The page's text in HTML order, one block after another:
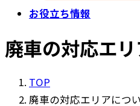
お役立ち情報
廃車の対応エ
TOP
廃車の対応エリアにつ